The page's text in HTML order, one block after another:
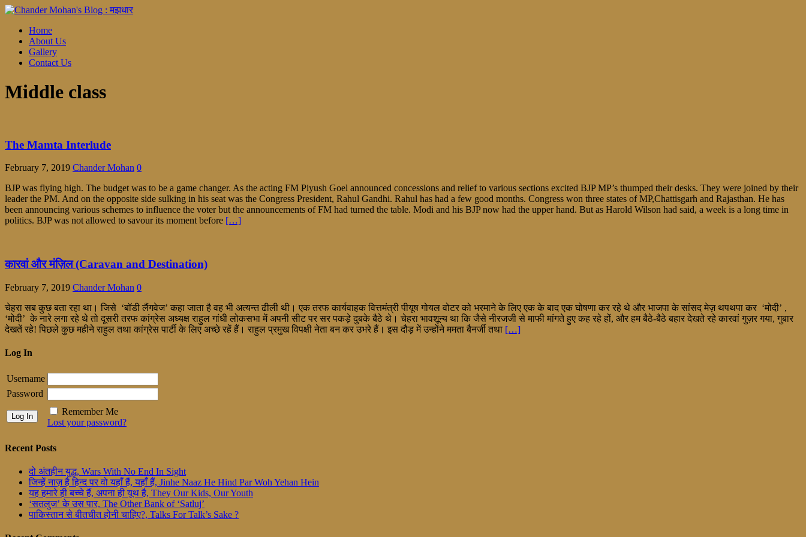
Home
About Us
Gallery
Contact Us
Middle class
The Mamta Interlude
February 7, 2019 Chander Mohan 0
BJP was flying high. The budget was to be a game changer. As the acting FM Piyush Goel announced concessions and relief to various sections excited BJP MP’s thumped their desks. They were joined by their
leader the PM. And on the opposite side sulking in his seat was the Congress President, Rahul Gandhi. Rahul has had a few good months. Congress won three states of MP,Chattisgarh and Rajasthan. He has
been announcing various schemes to influence the voter but the announcements of FM had turned the table. Modi and his BJP now had the upper hand. But as Harold Wilson had said, a week is a long time in
politics. BJP was not allowed to savour its moment before […]
कारवां और मंज़िल (Caravan and Destination)
February 7, 2019 Chander Mohan 0
चेहरा सब कुछ बता रहा था। जिसे ‘बॉडी लैंगवेज’ कहा जाता है वह भी अत्यन्त ढीली थी। एक तरफ कार्यवाहक वित्तमंत्री पीयूष गोयल वोटर को भरमाने के लिए एक के बाद एक घोषणा कर रहे थे और भाजपा के सांसद मेज़ थपथपा कर ‘मोदी’ ,
‘मोदी’ के नारे लगा रहे थे तो दूसरी तरफ कांग्रेस अध्यक्ष राहुल गांधी लोकसभा में अपनी सीट पर सर पकड़े दुबके बैठे थे। चेहरा भावशून्य था कि जैसे नीरजजी से माफी मांगते हुए कह रहे हों, और हम बैठे-बैठे बहार देखते रहे कारवां गुज़र गया, गुबार
देखतें रहे! पिछले कुछ महीने राहुल तथा कांग्रेस पार्टी के लिए अच्छे रहें हैं। राहुल प्रमुख विपक्षी नेता बन कर उभरे हैं। इस दौड़ में उन्होंने ममता बैनर्जी तथा […]
Log In
Username
Password
Remember Me
Lost your password?
Recent Posts
दो अंतहीन युद्ध, Wars With No End In Sight
जिन्हें नाज़ है हिन्द पर वो यहाँ हैं, यहाँ हैं, Jinhe Naaz He Hind Par Woh Yehan Hein
यह हमारे ही बच्चे हैं, अपना ही यूथ है, They Our Kids, Our Youth
‘सतलुज’ के उस पार, The Other Bank of ‘Satluj’
पाकिस्तान से बीतचीत होनी चाहिए?, Talks For Talk’s Sake ?